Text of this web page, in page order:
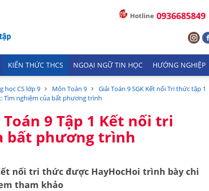
Hotline 0936685849
KIẾN THỨC THCS NGOẠI NGỮ TIN HỌC HƯỚNG NGHIỆP
học CS lớp 9 Môn Toán 9
Giải Toán 9 SGK Kết nối Tri thức tập 1
Tìm nghiệm của bất phương trình
Toán 9 Tập 1 Kết nối tri
bất phương trình
nối tri thức được HayHocHoi trình bày chi
tham khảo